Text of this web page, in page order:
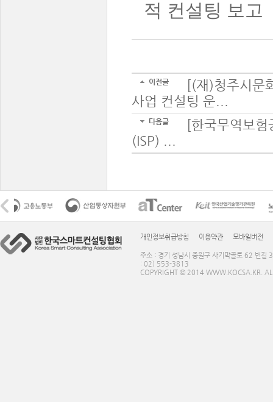
적 컨설팅 보고
이전글
[(재)청주시문
사업 컨설팅 운...
다음글
[한국무역보험
(ISP) ...
개인정보취급방침 이용약관 모바일버전
주소 : 경기 성남시 중원구 사기막골로 62 번
: 02) 553-3813
COPYRIGHT © 2014 WWW.KOCSA.KR.